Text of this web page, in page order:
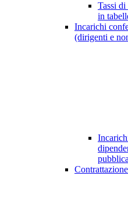
Tassi di
in
Incarichi
(dirigenti e